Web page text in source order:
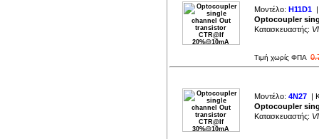
Μοντέλο: H11D1
Optocoupler
Κατασκευαστής:
Τιμή χωρίς ΦΠΑ
Μοντέλο: 4N27 |
Optocoupler
Κατασκευαστής: